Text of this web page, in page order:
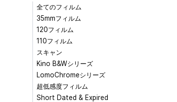
全てのフィルム
35mmフィルム
120フィルム
110フィルム
スキャン
Kino B&Wシリーズ
LomoChromeシリーズ
超低感度フィルム
Short Dated & Expired